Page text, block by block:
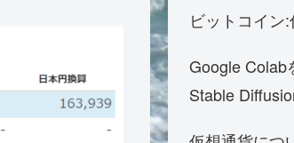
ビットコイン
Google Colab
Stable